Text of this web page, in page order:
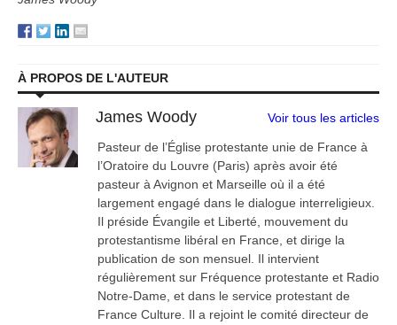
À PROPOS DE L'AUTEUR
James Woody Voir tous les articles
Pasteur de l’Église protestante unie de France à
l’Oratoire du Louvre (Paris) après avoir été
pasteur à Avignon et Marseille où il a été
largement engagé dans le dialogue interreligieux.
Il préside Évangile et Liberté, mouvement du
protestantisme libéral en France, et dirige la
publication de son mensuel. Il intervient
régulièrement sur Fréquence protestante et Radio
Notre-Dame, et dans le service protestant de
France Culture. Il a rejoint le comité directeur de